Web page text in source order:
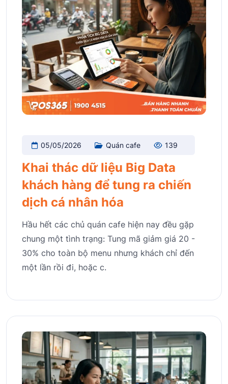
05/05/2026 Quán cafe 139
Khai thác dữ liệu Big Data
khách hàng để tung ra chiến
dịch cá nhân hóa
Hầu hết các chủ quán cafe hiện nay đều gặp
chung một tình trạng: Tung mã giảm giá 20 -
30% cho toàn bộ menu nhưng khách chỉ đến
một lần rồi đi, hoặc c.